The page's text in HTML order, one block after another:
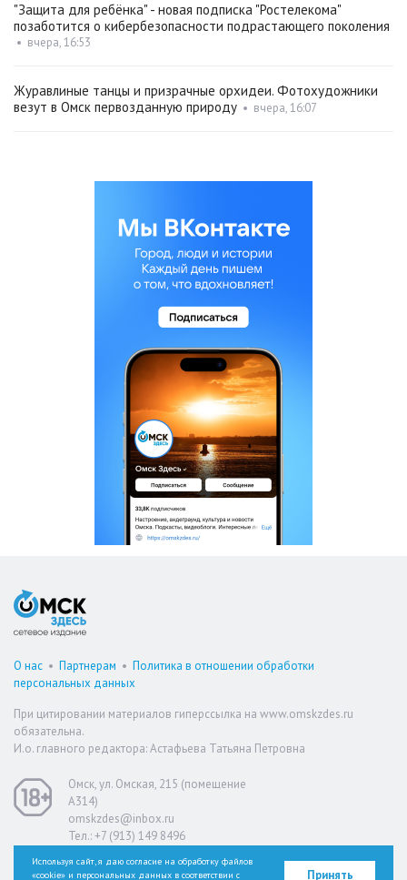
"Защита для ребёнка" - новая подписка "Ростелекома"
позаботится о кибербезопасности подрастающего поколения
• вчера, 16:53
Журавлиные танцы и призрачные орхидеи. Фотохудожники
везут в Омск первозданную природу • вчера, 16:07
О нас • Партнерам • Политика в отношении обработки
персональных данных
При цитировании материалов гиперссылка на www.omskzdes.ru
обязательна.
И.о. главного редактора: Астафьева Татьяна Петровна
Омск, ул. Омская, 215 (помещение
А314)
omskzdes@inbox.ru
Тел.: +7 (913) 149 8496
Используя сайт, я даю согласие на обработку файлов
«cookie» и персональных данных в соответствии с
Принять